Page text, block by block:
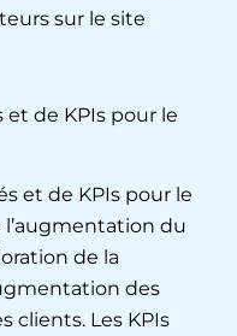
sur le site
et de KPIs pour le
et de KPIs pour le
du
de la
des
clients. Les KPIs